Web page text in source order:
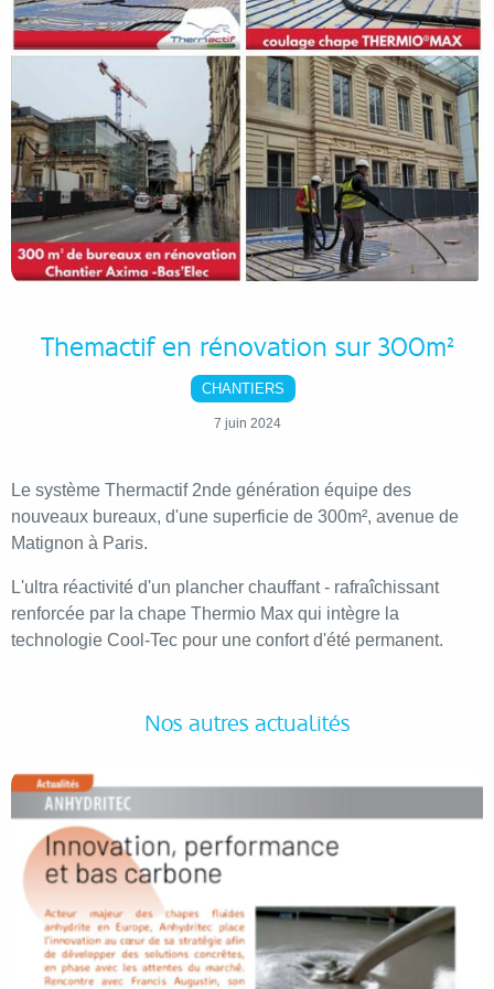
Themactif en rénovation sur 300m²
CHANTIERS
7 juin 2024
Le système Thermactif 2nde génération équipe des
nouveaux bureaux, d'une superficie de 300m², avenue de
Matignon à Paris.
L'ultra réactivité d'un plancher chauffant - rafraîchissant
renforcée par la chape Thermio Max qui intègre la
technologie Cool-Tec pour une confort d'été permanent.
Nos autres actualités